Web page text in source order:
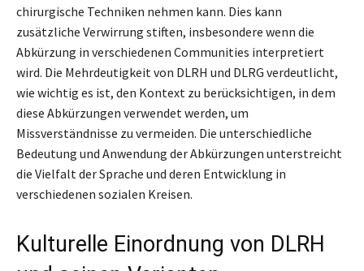
chirurgische Techniken nehmen kann. Dies kann
zusätzliche Verwirrung stiften, insbesondere wenn die
Abkürzung in verschiedenen Communities interpretiert
wird. Die Mehrdeutigkeit von DLRH und DLRG verdeutlicht,
wie wichtig es ist, den Kontext zu berücksichtigen, in dem
diese Abkürzungen verwendet werden, um
Missverständnisse zu vermeiden. Die unterschiedliche
Bedeutung und Anwendung der Abkürzungen unterstreicht
die Vielfalt der Sprache und deren Entwicklung in
verschiedenen sozialen Kreisen.
Kulturelle Einordnung von DLRH